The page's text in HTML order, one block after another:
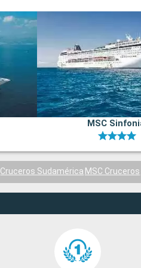
MSC
Cruceros Sudamérica MSC Cruceros